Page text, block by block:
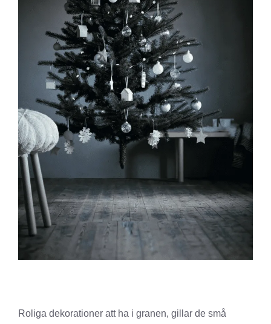
Roliga dekorationer att ha i granen, gillar de små